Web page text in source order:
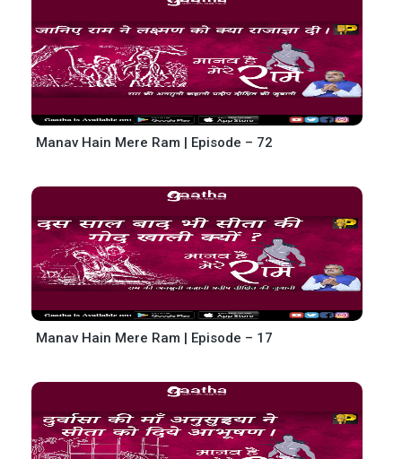
Manav Hain Mere Ram | Episode – 72
Manav Hain Mere Ram | Episode – 17